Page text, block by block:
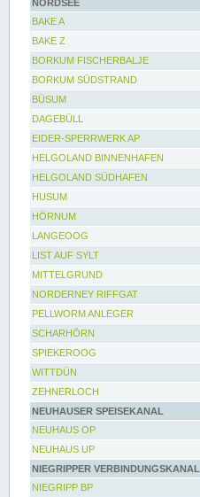
NORDSEE
BAKE A
BAKE Z
BORKUM FISCHERBALJE
BORKUM SÜDSTRAND
BÜSUM
DAGEBÜLL
EIDER-SPERRWERK AP
HELGOLAND BINNENHAFEN
HELGOLAND SÜDHAFEN
HUSUM
HÖRNUM
LANGEOOG
LIST AUF SYLT
MITTELGRUND
NORDERNEY RIFFGAT
PELLWORM ANLEGER
SCHARHÖRN
SPIEKEROOG
WITTDÜN
ZEHNERLOCH
NEUHAUSER SPEISEKANAL
NEUHAUS OP
NEUHAUS UP
NIEGRIPPER VERBINDUNGSKANAL
NIEGRIPP BP